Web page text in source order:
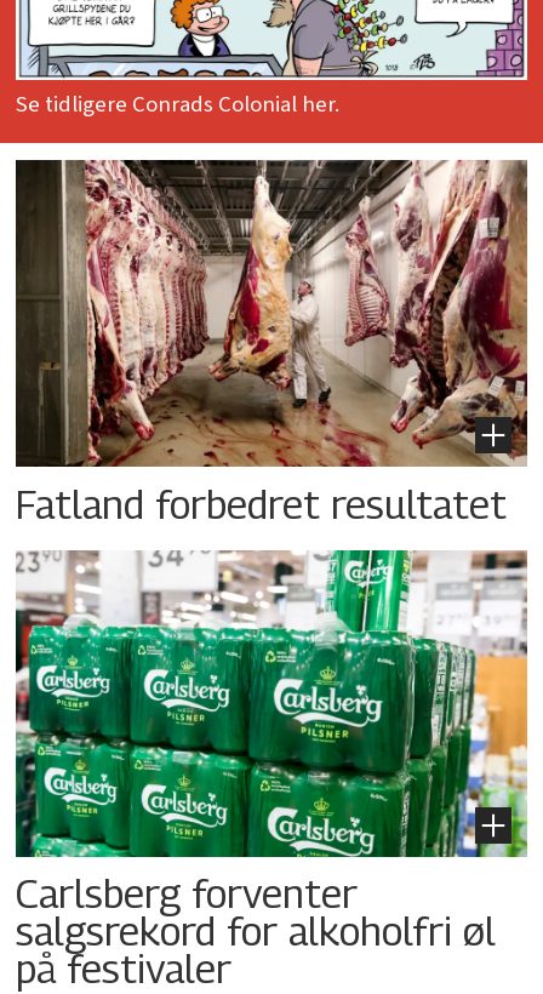
Se tidligere Conrads Colonial her.
Fatland forbedret resultatet
Carlsberg forventer
salgsrekord for alkoholfri øl
på festivaler